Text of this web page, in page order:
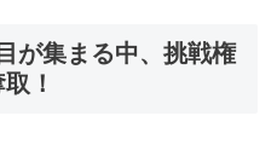
が集まる中、挑戦権
！